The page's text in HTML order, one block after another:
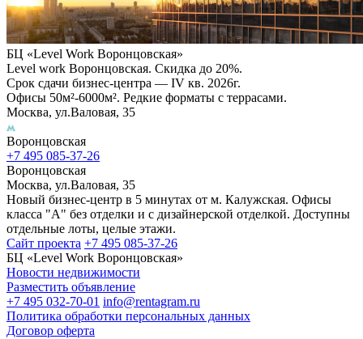
БЦ «Level Work Воронцовская»‎
Level work Воронцовская. Скидка до 20%.
Срок сдачи бизнес-центра — IV кв. 2026г.
Офисы 50м²-6000м². Редкие форматы с террасами.
Москва, ул.Валовая, 35
Воронцовская
+7 495 085-37-26
Воронцовская
Москва, ул.Валовая, 35
Новый бизнес-центр в 5 минутах от м. Калужская. Офисы
класса "А" без отделки и с дизайнерской отделкой. Доступны
отдельные лоты, целые этажи.
Сайт проекта +7 495 085-37-26
БЦ «Level Work Воронцовская»‎
Новости недвижимости
Разместить объявление
+7 495 032-70-01 info@rentagram.ru
Политика обработки персональных данных
Договор оферта